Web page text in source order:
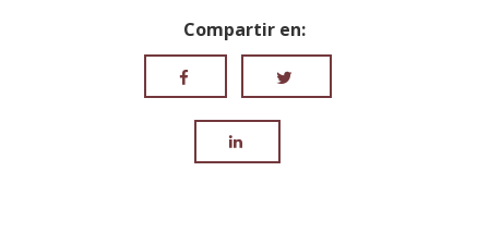
Compartir en: